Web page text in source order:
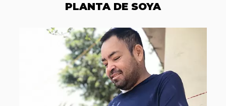
PLANTA DE SOYA